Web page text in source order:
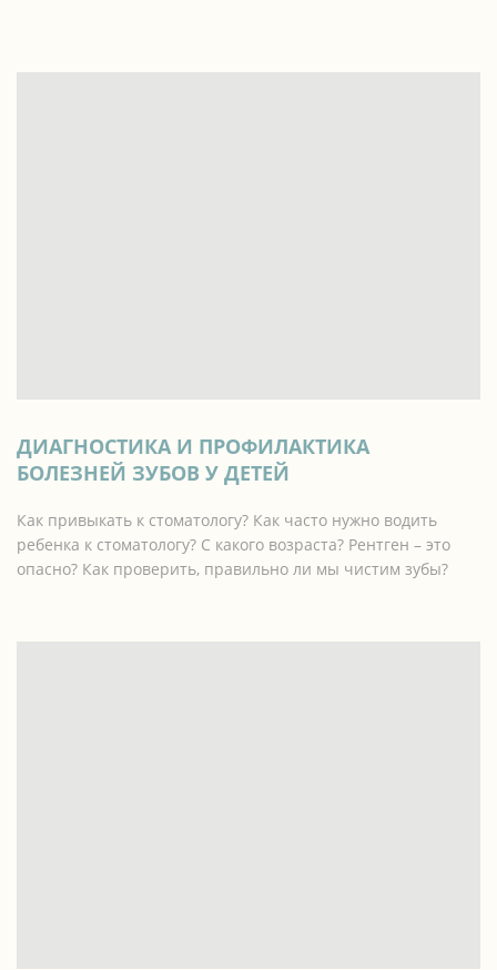
ДИАГНОСТИКА И ПРОФИЛАКТИКА
БОЛЕЗНЕЙ ЗУБОВ У ДЕТЕЙ
Как привыкать к стоматологу? Как часто нужно водить
ребенка к стоматологу? С какого возраста? Рентген – это
опасно? Как проверить, правильно ли мы чистим зубы?